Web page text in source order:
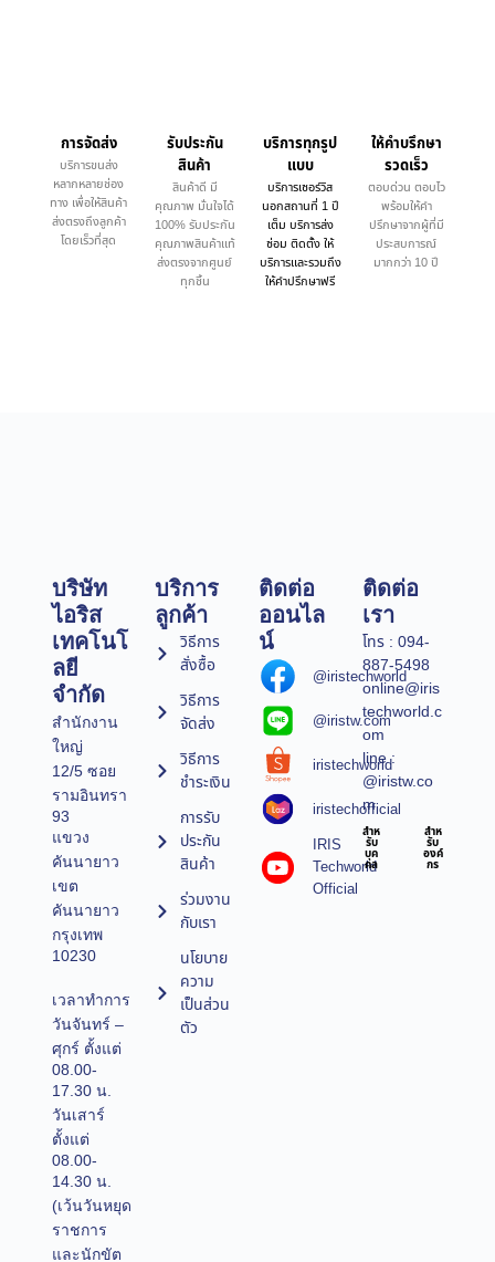
การจัดส่ง
บริการขนส่ง
หลากหลายช่อง
ทาง เพื่อให้สินค้า
ส่งตรงถึงลูกค้า
โดยเร็วที่สุด
รับประกัน
สินค้า
สินค้าดี มี
คุณภาพ มั่นใจได้
100% รับประกัน
คุณภาพสินค้าแท้
ส่งตรงจากศูนย์
ทุกชิ้น
บริการทุกรูป
แบบ
บริการเซอร์วิส
นอกสถานที่ 1 ปี
เต็ม บริการส่ง
ซ่อม ติดตั้ง ให้
บริการและรวมถึง
ให้คำปรึกษาฟรี
ให้คำบรึกษา
รวดเร็ว
ตอบด่วน ตอบไว
พร้อมให้คำ
ปรึกษาจากผู้ที่มี
ประสบการณ์
มากกว่า 10 ปี
บริษัท
ไอริส
เทคโนโ
ลยี
จำกัด
สำนักงาน
ใหญ่
12/5 ซอย
รามอินทรา
93
แขวง
คันนายาว
เขต
คันนายาว
กรุงเทพ
10230
เวลาทำการ
วันจันทร์ –
ศุกร์ ตั้งแต่
08.00-
17.30 น.
วันเสาร์
ตั้งแต่
08.00-
14.30 น.
(เว้นวันหยุด
ราชการ
และนักขัต
บริการ
ลูกค้า
วิธีการ
สั่งซื้อ
วิธีการ
จัดส่ง
วิธีการ
ชำระเงิน
การรับ
ประกัน
สินค้า
ร่วมงาน
กับเรา
นโยบาย
ความ
เป็นส่วน
ตัว
ติดต่อ
ออนไล
น์
@iristechworld
@iristw.com
iristechworld
iristechofficial
IRIS
Techworld
Official
ติดต่อ
เรา
โทร : 094-
887-5498
online@iris
techworld.c
om
line :
@iristw.co
m
สำห
รับ
บุค
คล
สำห
รับ
องค์
กร